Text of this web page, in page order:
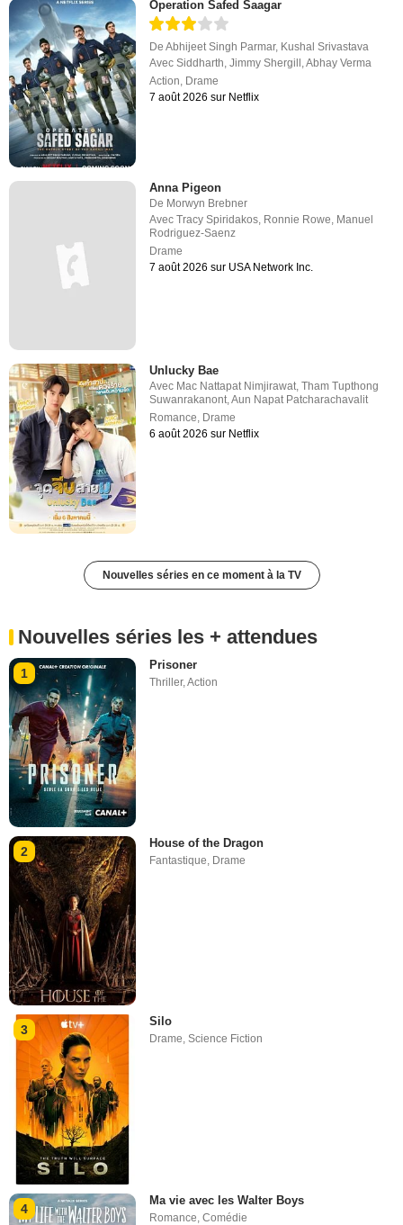
Operation Safed Saagar
DeAbhijeet Singh Parmar, Kushal Srivastava
AvecSiddharth ,Jimmy Shergill ,Abhay Verma
Action Drame
7 août 2026 sur Netflix
Anna Pigeon
De Morwyn Brebner
AvecTracy Spiridakos, Ronnie Rowe, Manuel
Rodriguez-Saenz
Drame
7 août 2026 sur USA Network Inc.
Unlucky Bae
Avec Mac Nattapat Nimjirawat,Tham Tupthong
Suwanrakanont,Aun Napat Patcharachavalit
Romance, Drame
6 août 2026 sur Netflix
Nouvelles séries en ce moment à la TV
Nouvelles séries les + attendues
1
Prisoner
Thriller,Action
2
House of the Dragon
Fantastique, Drame
3
Silo
Drame,Science Fiction
4
Ma vie avec les Walter Boys
Romance ,Comédie